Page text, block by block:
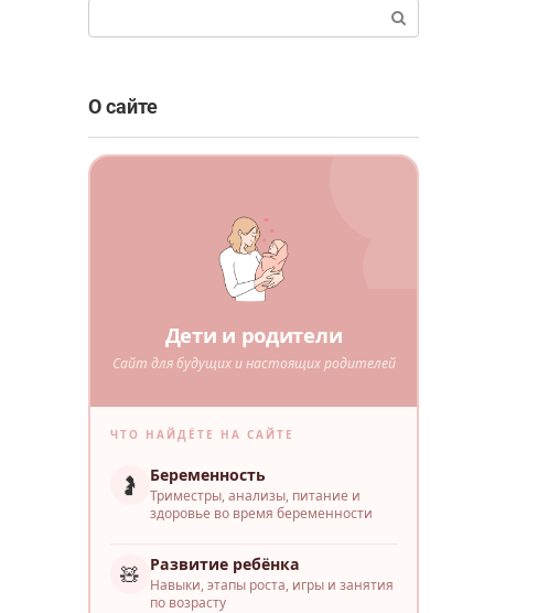
О сайте
Дети и родители
Сайт для будущих и настоящих родителей
ЧТО НАЙДЁТЕ НА САЙТЕ
🤰 Беременность
Триместры, анализы, питание и
здоровье во время беременности
🧸 Развитие ребёнка
Навыки, этапы роста, игры и занятия
по возрасту